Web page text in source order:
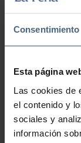
Consentimiento
Esta página
Las cookies de
el contenido y
sociales y
información
Envoltura de Algas
Añadir al